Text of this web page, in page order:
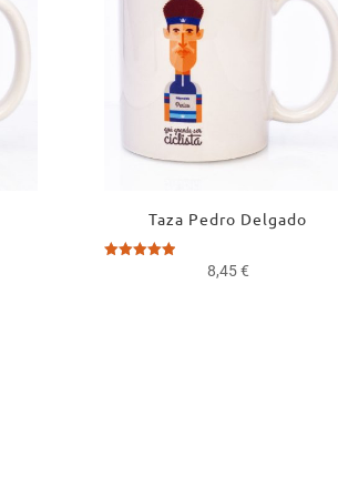
Taza Pedro Delgado
8,45€